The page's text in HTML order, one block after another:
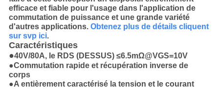
efficace et fiable pour l'usage dans l'application de
commutation de puissance et une grande variété
d'autres applications. Obtenez plus de détails cliquent
sur svp ici.
Caractéristiques
●40V/80A, le RDS (DESSUS) ≤6.5mΩ@VGS=10V
●Commutation rapide et récupération inverse de
corps
●A entièrement caractérisé la tension et le courant